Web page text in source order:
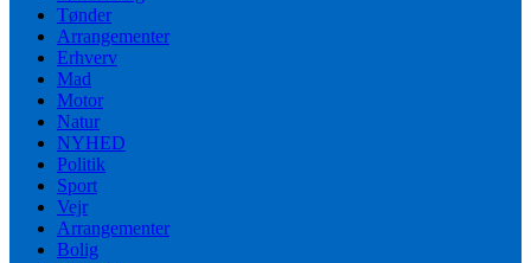
Tønder
Arrangementer
Erhverv
Mad
Motor
Natur
NYHED
Politik
Sport
Vejr
Arrangementer
Bolig